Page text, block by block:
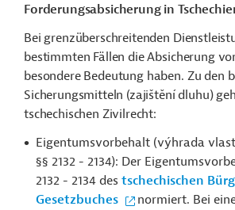
Forderungsabsicherung in
Bei grenzüberschreitenden
bestimmten Fällen die Absicherung
besondere Bedeutung haben. Zu den
Sicherungsmitteln (zajištění dluhu)
tschechischen Zivilrecht:
Eigentumsvorbehalt (výhrada
§§ 2132 - 2134): Der
2132 - 2134 des tschechischen
Gesetzbuches
normiert. Bei